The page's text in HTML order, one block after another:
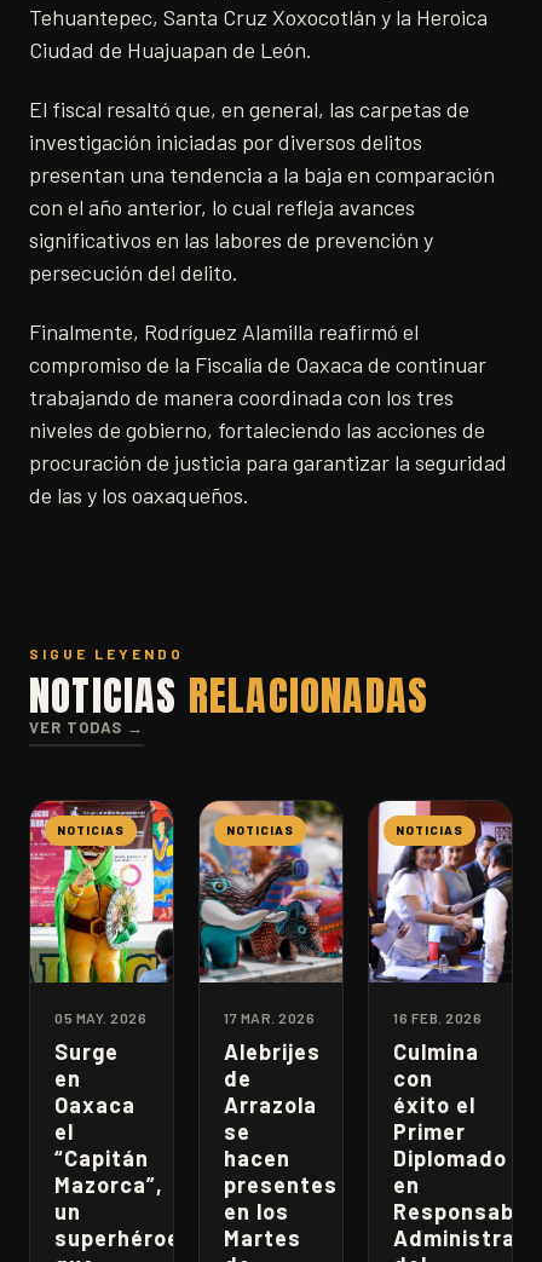
Tehuantepec, Santa Cruz Xoxocotlán y la Heroica
Ciudad de Huajuapan de León.
El fiscal resaltó que, en general, las carpetas de
investigación iniciadas por diversos delitos
presentan una tendencia a la baja en comparación
con el año anterior, lo cual refleja avances
significativos en las labores de prevención y
persecución del delito.
Finalmente, Rodríguez Alamilla reafirmó el
compromiso de la Fiscalía de Oaxaca de continuar
trabajando de manera coordinada con los tres
niveles de gobierno, fortaleciendo las acciones de
procuración de justicia para garantizar la seguridad
de las y los oaxaqueños.
SIGUE LEYENDO
NOTICIAS RELACIONADAS
VER TODAS →
NOTICIAS
05 MAY. 2026
Surge
en
Oaxaca
el
“Capitán
Mazorca”,
un
superhéroe
NOTICIAS
17 MAR. 2026
Alebrijes
de
Arrazola
se
hacen
presentes
en los
Martes
NOTICIAS
16 FEB. 2026
Culmina
con
éxito el
Primer
Diplomado
en